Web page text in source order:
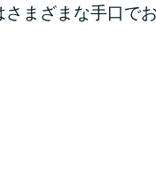
まざまな手口で